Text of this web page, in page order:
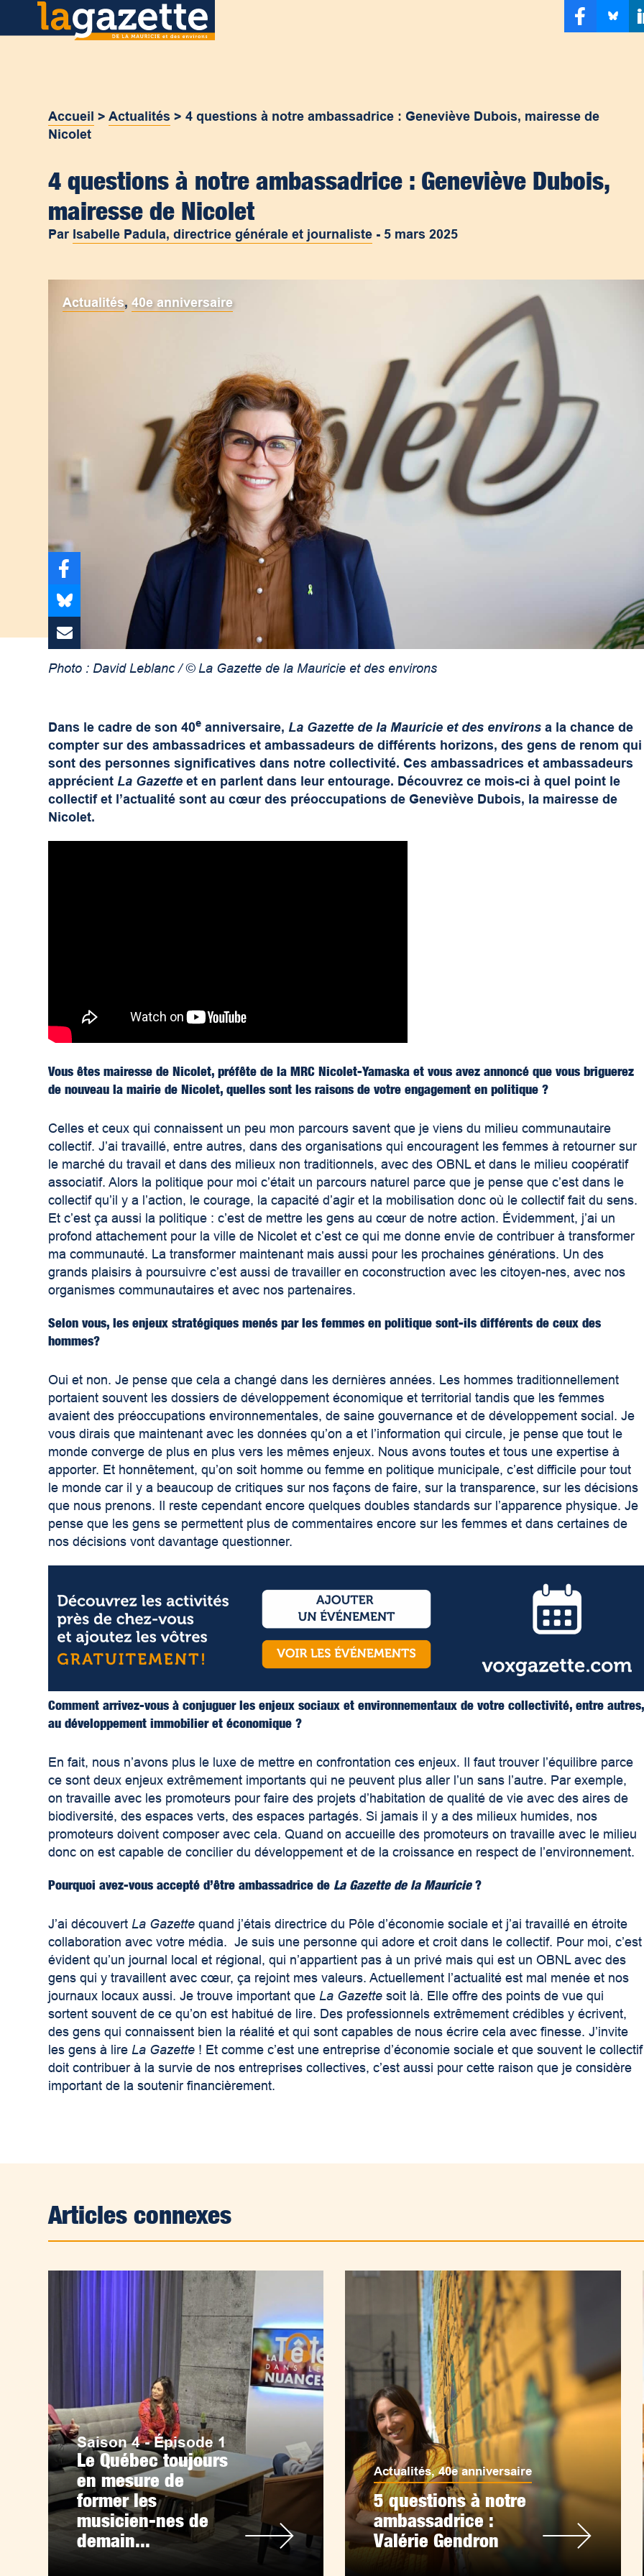
Accueil >Actualités >4 questions à notre ambassadrice : Geneviève Dubois, mairesse de
Nicolet
4 questions à notre ambassadrice : Geneviève Dubois,
mairesse de Nicolet
Par Isabelle Padula, directrice générale et journaliste - 5 mars 2025
Actualités,40e anniversaire
Photo : David Leblanc / © La Gazette de la Mauricie et des environs
Dans le cadre de son 40e anniversaire, La Gazette de la Mauricie et des environs a la chance de
compter sur des ambassadrices et ambassadeurs de différents horizons, des gens de renom qui
sont des personnes significatives dans notre collectivité. Ces ambassadrices et ambassadeurs
apprécient La Gazette et en parlent dans leur entourage. Découvrez ce mois-ci à quel point le
collectif et l’actualité sont au cœur des préoccupations de Geneviève Dubois, la mairesse de
Nicolet.
Vous êtes mairesse de Nicolet, préfête de la MRC Nicolet-Yamaska et vous avez annoncé que vous briguerez
de nouveau la mairie de Nicolet, quelles sont les raisons de votre engagement en politique ?
Celles et ceux qui connaissent un peu mon parcours savent que je viens du milieu communautaire
collectif. J’ai travaillé, entre autres, dans des organisations qui encouragent les femmes à retourner sur
le marché du travail et dans des milieux non traditionnels, avec des OBNL et dans le milieu coopératif
associatif. Alors la politique pour moi c’était un parcours naturel parce que je pense que c’est dans le
collectif qu’il y a l’action, le courage, la capacité d’agir et la mobilisation donc où le collectif fait du sens.
Et c’est ça aussi la politique : c’est de mettre les gens au cœur de notre action. Évidemment, j’ai un
profond attachement pour la ville de Nicolet et c’est ce qui me donne envie de contribuer à transformer
ma communauté. La transformer maintenant mais aussi pour les prochaines générations. Un des
grands plaisirs à poursuivre c’est aussi de travailler en coconstruction avec les citoyen-nes, avec nos
organismes communautaires et avec nos partenaires.
Selon vous, les enjeux stratégiques menés par les femmes en politique sont-ils différents de ceux des
hommes?
Oui et non. Je pense que cela a changé dans les dernières années. Les hommes traditionnellement
portaient souvent les dossiers de développement économique et territorial tandis que les femmes
avaient des préoccupations environnementales, de saine gouvernance et de développement social. Je
vous dirais que maintenant avec les données qu’on a et l’information qui circule, je pense que tout le
monde converge de plus en plus vers les mêmes enjeux. Nous avons toutes et tous une expertise à
apporter. Et honnêtement, qu’on soit homme ou femme en politique municipale, c’est difficile pour tout
le monde car il y a beaucoup de critiques sur nos façons de faire, sur la transparence, sur les décisions
que nous prenons. Il reste cependant encore quelques doubles standards sur l’apparence physique. Je
pense que les gens se permettent plus de commentaires encore sur les femmes et dans certaines de
nos décisions vont davantage questionner.
Comment arrivez-vous à conjuguer les enjeux sociaux et environnementaux de votre collectivité, entre autres,
au développement immobilier et économique ?
En fait, nous n’avons plus le luxe de mettre en confrontation ces enjeux. Il faut trouver l’équilibre parce
ce sont deux enjeux extrêmement importants qui ne peuvent plus aller l’un sans l’autre. Par exemple,
on travaille avec les promoteurs pour faire des projets d’habitation de qualité de vie avec des aires de
biodiversité, des espaces verts, des espaces partagés. Si jamais il y a des milieux humides, nos
promoteurs doivent composer avec cela. Quand on accueille des promoteurs on travaille avec le milieu
donc on est capable de concilier du développement et de la croissance en respect de l’environnement.
Pourquoi avez-vous accepté d’être ambassadrice de La Gazette de la Mauricie?
J’ai découvertLa Gazette quand j’étais directrice du Pôle d’économie sociale et j’ai travaillé en étroite
collaboration avec votre média. Je suis une personne qui adore et croit dans le collectif. Pour moi, c’est
évident qu’un journal local et régional, qui n’appartient pas à un privé mais qui est un OBNL avec des
gens qui y travaillent avec cœur, ça rejoint mes valeurs. Actuellement l’actualité est mal menée et nos
journaux locaux aussi. Je trouve important queLa Gazette soit là. Elle offre des points de vue qui
sortent souvent de ce qu’on est habitué de lire. Des professionnels extrêmement crédibles y écrivent,
des gens qui connaissent bien la réalité et qui sont capables de nous écrire cela avec finesse. J’invite
les gens à lireLa Gazette ! Et comme c’est une entreprise d’économie sociale et que souvent le collectif
doit contribuer à la survie de nos entreprises collectives, c’est aussi pour cette raison que je considère
important de la soutenir financièrement.
Articles connexes
Saison 4 - Épisode 1
Le Québec toujours
en mesure de
former les
musicien-nes de
demain...
Actualités,40e anniversaire
5 questions à notre
ambassadrice :
Valérie Gendron